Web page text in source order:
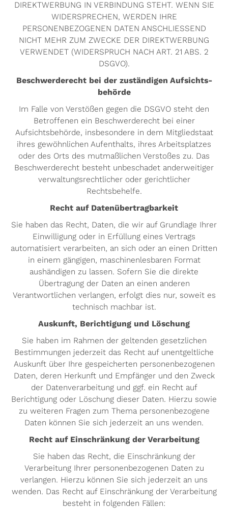
DIREKTWERBUNG IN VERBINDUNG STEHT. WENN SIE
WIDERSPRECHEN, WERDEN IHRE
PERSONENBEZOGENEN DATEN ANSCHLIESSEND
NICHT MEHR ZUM ZWECKE DER DIREKTWERBUNG
VERWENDET (WIDERSPRUCH NACH ART. 21 ABS. 2
DSGVO).
Beschwerde­recht bei der zuständigen Aufsichts­
behörde
Im Falle von Verstößen gegen die DSGVO steht den
Betroffenen ein Beschwerderecht bei einer
Aufsichtsbehörde, insbesondere in dem Mitgliedstaat
ihres gewöhnlichen Aufenthalts, ihres Arbeitsplatzes
oder des Orts des mutmaßlichen Verstoßes zu. Das
Beschwerderecht besteht unbeschadet anderweitiger
verwaltungsrechtlicher oder gerichtlicher
Rechtsbehelfe.
Recht auf Daten­übertrag­barkeit
Sie haben das Recht, Daten, die wir auf Grundlage Ihrer
Einwilligung oder in Erfüllung eines Vertrags
automatisiert verarbeiten, an sich oder an einen Dritten
in einem gängigen, maschinenlesbaren Format
aushändigen zu lassen. Sofern Sie die direkte
Übertragung der Daten an einen anderen
Verantwortlichen verlangen, erfolgt dies nur, soweit es
technisch machbar ist.
Auskunft, Berichtigung und Löschung
Sie haben im Rahmen der geltenden gesetzlichen
Bestimmungen jederzeit das Recht auf unentgeltliche
Auskunft über Ihre gespeicherten personenbezogenen
Daten, deren Herkunft und Empfänger und den Zweck
der Datenverarbeitung und ggf. ein Recht auf
Berichtigung oder Löschung dieser Daten. Hierzu sowie
zu weiteren Fragen zum Thema personenbezogene
Daten können Sie sich jederzeit an uns wenden.
Recht auf Einschränkung der Verarbeitung
Sie haben das Recht, die Einschränkung der
Verarbeitung Ihrer personenbezogenen Daten zu
verlangen. Hierzu können Sie sich jederzeit an uns
wenden. Das Recht auf Einschränkung der Verarbeitung
besteht in folgenden Fällen: